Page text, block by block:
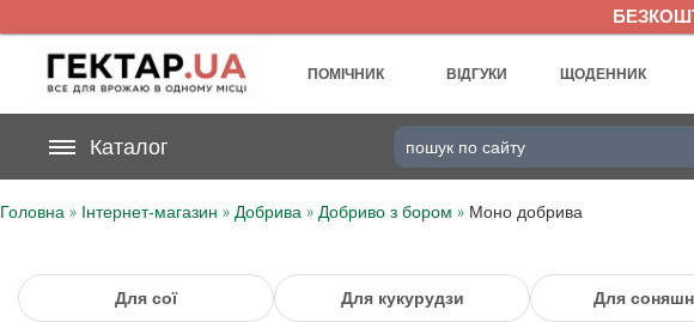
ПОМІЧНИК ВІДГУКИ ЩОДЕННИК
UA
На вашому
бонусному рахунку
Каталог
Головна » Інтернет-магазин » Добрива » Добриво з бором » Моно добрива
Для сої Для кукурудзи Для